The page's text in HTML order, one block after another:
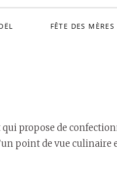
FÊTE DES MÈRES
propose de
point de vue culinaire